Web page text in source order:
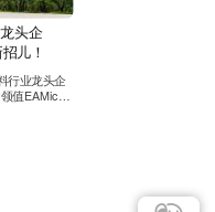
头企
儿！
行业龙头企
领值EAMic®
字化维护
坡立时集